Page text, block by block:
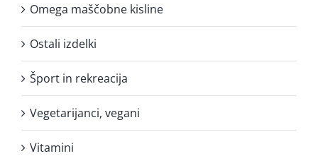
Omega maščobne kisline
Ostali izdelki
Šport in rekreacija
Vegetarijanci, vegani
Vitamini